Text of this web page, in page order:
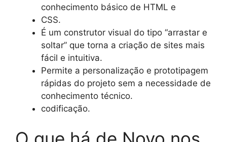
conhecimento básico de HTML e
CSS.
É um construtor visual do tipo “arrastar e
soltar” que torna a criação de sites mais
fácil e intuitiva.
Permite a personalização e prototipagem
rápidas do projeto sem a necessidade de
conhecimento técnico.
codificação.